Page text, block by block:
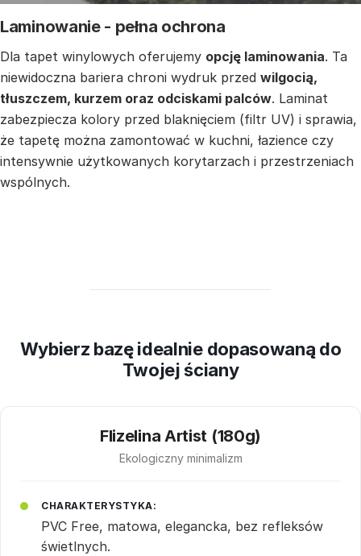
Laminowanie - pełna ochrona
Dla tapet winylowych oferujemy opcję laminowania. Ta
niewidoczna bariera chroni wydruk przed wilgocią,
tłuszczem, kurzem oraz odciskami palców. Laminat
zabezpiecza kolory przed blaknięciem (filtr UV) i sprawia,
że tapetę można zamontować w kuchni, łazience czy
intensywnie użytkowanych korytarzach i przestrzeniach
wspólnych.
Wybierz bazę idealnie dopasowaną do
Twojej ściany
Flizelina Artist (180g)
Ekologiczny minimalizm
CHARAKTERYSTYKA:
PVC Free, matowa, elegancka, bez refleksów
świetlnych.